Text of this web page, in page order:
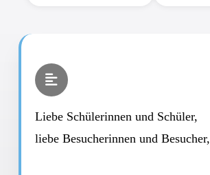
Liebe Schülerinnen und Schüler,
liebe Besucherinnen und Besucher,